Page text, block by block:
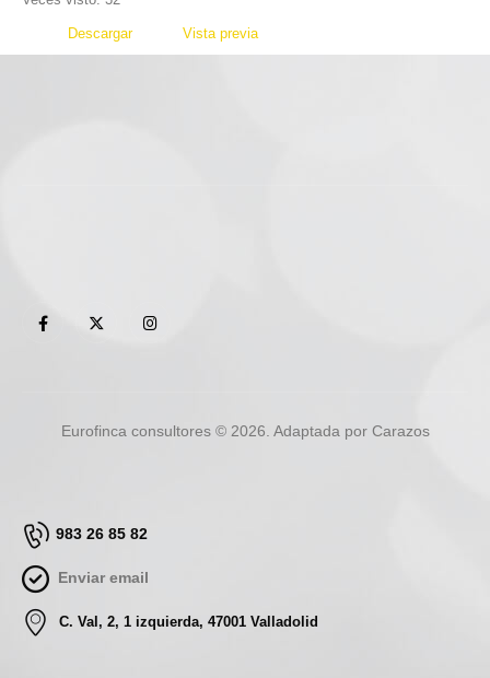
Descargar Vista previa
Eurofinca consultores © 2026. Adaptada por Carazos
983 26 85 82
Enviar email
C. Val, 2, 1 izquierda, 47001 Valladolid